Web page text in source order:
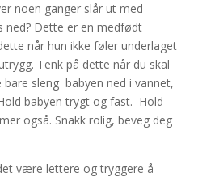
noen ganger slår ut med
ned? Dette er en medfødt
når hun ikke føler underlaget
Tenk på dette når du skal
bare sleng babyen ned i vannet,
babyen trygt og fast. Hold
også. Snakk rolig, beveg deg
være lettere og tryggere å